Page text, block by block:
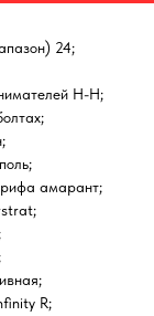
24;
H-H;
амарант;
R;